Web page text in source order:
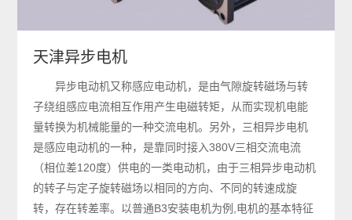
天津异步电机
异步电动机又称感应电动机，是由气隙旋转磁场与转
子绕组感应电流相互作用产生电磁转矩，从而实现机电能
量转换为机械能量的一种交流电机。另外，三相异步电机
是感应电动机的一种，是靠同时接入380V三相交流电流
（相位差120度）供电的一类电动机，由于三相异步电动机
的转子与定子旋转磁场以相同的方向、不同的转速成旋
转，存在转差率。以普通B3安装电机为例,电机的基本特征